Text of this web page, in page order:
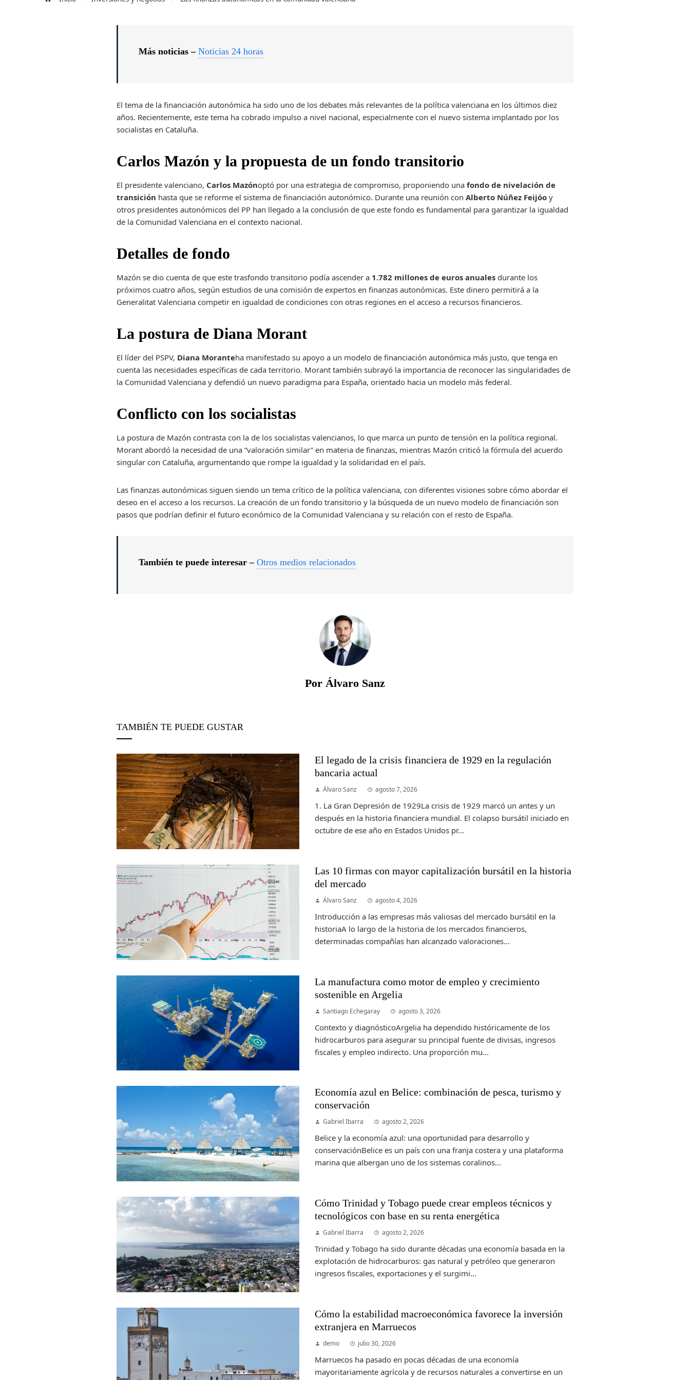
Más noticias –Noticias 24 horas
El tema de la financiación autonómica ha sido uno de los debates más relevantes de la política valenciana en los últimos diez
años. Recientemente, este tema ha cobrado impulso a nivel nacional, especialmente con el nuevo sistema implantado por los
socialistas en Cataluña.
Carlos Mazón y la propuesta de un fondo transitorio
El presidente valenciano, Carlos Mazónoptó por una estrategia de compromiso, proponiendo unafondo de nivelación de
transición hasta que se reforme el sistema de financiación autonómico. Durante una reunión conAlberto Núñez Feijóo y
otros presidentes autonómicos del PP han llegado a la conclusión de que este fondo es fundamental para garantizar la igualdad
de la Comunidad Valenciana en el contexto nacional.
Detalles de fondo
Mazón se dio cuenta de que este trasfondo transitorio podía ascender a 1.782 millones de euros anuales durante los
próximos cuatro años, según estudios de una comisión de expertos en finanzas autonómicas. Este dinero permitirá a la
Generalitat Valenciana competir en igualdad de condiciones con otras regiones en el acceso a recursos financieros.
La postura de Diana Morant
El líder del PSPV, Diana Moranteha manifestado su apoyo a un modelo de financiación autonómica más justo, que tenga en
cuenta las necesidades específicas de cada territorio. Morant también subrayó la importancia de reconocer las singularidades de
la Comunidad Valenciana y defendió un nuevo paradigma para España, orientado hacia un modelo más federal.
Conflicto con los socialistas
La postura de Mazón contrasta con la de los socialistas valencianos, lo que marca un punto de tensión en la política regional.
Morant abordó la necesidad de una “valoración similar” en materia de finanzas, mientras Mazón criticó la fórmula del acuerdo
singular con Cataluña, argumentando que rompe la igualdad y la solidaridad en el país.
Las finanzas autonómicas siguen siendo un tema crítico de la política valenciana, con diferentes visiones sobre cómo abordar el
deseo en el acceso a los recursos. La creación de un fondo transitorio y la búsqueda de un nuevo modelo de financiación son
pasos que podrían definir el futuro económico de la Comunidad Valenciana y su relación con el resto de España.
También te puede interesar –Otros medios relacionados
Por Álvaro Sanz
TAMBIÉN TE PUEDE GUSTAR
El legado de la crisis financiera de 1929 en la regulación
bancaria actual
Álvaro Sanz agosto 7, 2026
1. La Gran Depresión de 1929La crisis de 1929 marcó un antes y un
después en la historia financiera mundial. El colapso bursátil iniciado en
octubre de ese año en Estados Unidos pr...
Las 10 firmas con mayor capitalización bursátil en la historia
del mercado
Álvaro Sanz agosto 4, 2026
Introducción a las empresas más valiosas del mercado bursátil en la
historiaA lo largo de la historia de los mercados financieros,
determinadas compañías han alcanzado valoraciones...
La manufactura como motor de empleo y crecimiento
sostenible en Argelia
Santiago Echegaray agosto 3, 2026
Contexto y diagnósticoArgelia ha dependido históricamente de los
hidrocarburos para asegurar su principal fuente de divisas, ingresos
fiscales y empleo indirecto. Una proporción mu...
Economía azul en Belice: combinación de pesca, turismo y
conservación
Gabriel Ibarra agosto 2, 2026
Belice y la economía azul: una oportunidad para desarrollo y
conservaciónBelice es un país con una franja costera y una plataforma
marina que albergan uno de los sistemas coralinos...
Cómo Trinidad y Tobago puede crear empleos técnicos y
tecnológicos con base en su renta energética
Gabriel Ibarra agosto 2, 2026
Trinidad y Tobago ha sido durante décadas una economía basada en la
explotación de hidrocarburos: gas natural y petróleo que generaron
ingresos fiscales, exportaciones y el surgimi...
Cómo la estabilidad macroeconómica favorece la inversión
extranjera en Marruecos
demo julio 30, 2026
Marruecos ha pasado en pocas décadas de una economía
mayoritariamente agrícola y de recursos naturales a convertirse en un